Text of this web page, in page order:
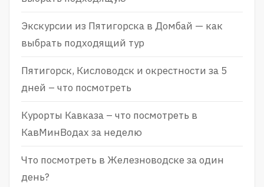
Экскурсии из Пятигорска в Домбай — как
выбрать подходящий тур
Пятигорск, Кисловодск и окрестности за 5
дней – что посмотреть
Курорты Кавказа – что посмотреть в
КавМинВодах за неделю
Что посмотреть в Железноводске за один
день?